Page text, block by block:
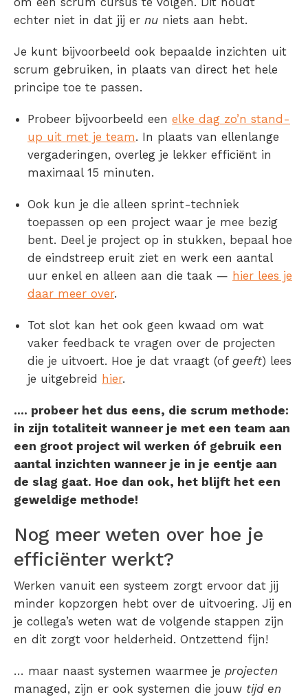
echter niet in dat jij er nu niets aan hebt.
Je kunt bijvoorbeeld ook bepaalde inzichten uit
scrum gebruiken, in plaats van direct het hele
principe toe te passen.
Probeer bijvoorbeeld een elke dag zo’n stand-
up uit met je team. In plaats van ellenlange
vergaderingen, overleg je lekker efficiënt in
maximaal 15 minuten.
Ook kun je die alleen sprint-techniek
toepassen op een project waar je mee bezig
bent. Deel je project op in stukken, bepaal hoe
de eindstreep eruit ziet en werk een aantal
uur enkel en alleen aan die taak — hier lees je
daar meer over.
Tot slot kan het ook geen kwaad om wat
vaker feedback te vragen over de projecten
die je uitvoert. Hoe je dat vraagt (of geeft) lees
je uitgebreid hier.
…. probeer het dus eens, die scrum methode:
in zijn totaliteit wanneer je met een team aan
een groot project wil werken óf gebruik een
aantal inzichten wanneer je in je eentje aan
de slag gaat. Hoe dan ook, het blijft het een
geweldige methode!
Nog meer weten over hoe je
efficiënter werkt?
Werken vanuit een systeem zorgt ervoor dat jij
minder kopzorgen hebt over de uitvoering. Jij en
je collega’s weten wat de volgende stappen zijn
en dit zorgt voor helderheid. Ontzettend fijn!
… maar naast systemen waarmee je projecten
managed, zijn er ook systemen die jouw tijd en